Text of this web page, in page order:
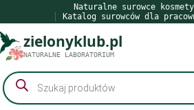
do
treści
Naturalne surowce
Katalog surowców dla
zielonyklub.pl
NATURALNE LABORATORIUM
Wyszukiwarka
produktów